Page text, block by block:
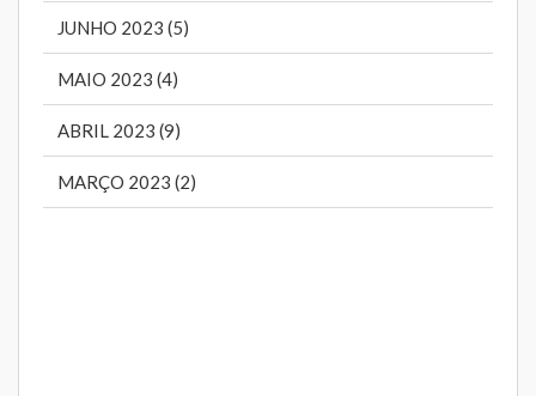
JUNHO 2023 (5)
MAIO 2023 (4)
ABRIL 2023 (9)
MARÇO 2023 (2)